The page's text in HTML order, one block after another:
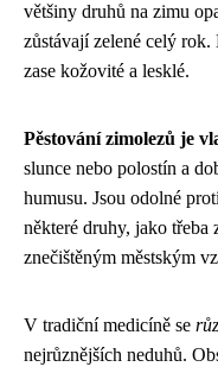
většiny druhů na zimu
zůstávají zelené celý
zase kožovité a lesklé.
Pěstování zimolezů je
slunce nebo polostín a
humusu. Jsou odolné
některé druhy, jako třeba
znečištěným městským
V tradiční medicíně se
nejrůznějších neduhů.